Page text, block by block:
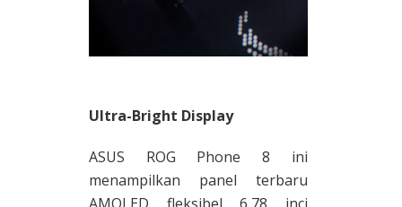
Ultra-Bright Display
ASUS ROG Phone 8 ini
menampilkan panel terbaru